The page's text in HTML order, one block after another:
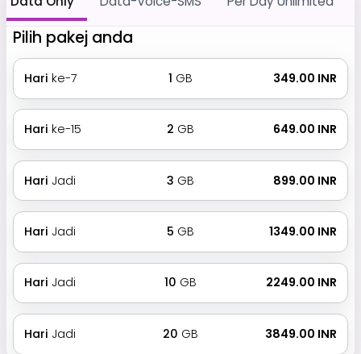
Pilih pakej anda
Hari ke-7 1 GB ₹ 349.00 INR
Hari ke-15 2 GB ₹ 649.00 INR
Hari Jadi 3 GB ₹ 899.00 INR
Hari Jadi 5 GB ₹ 1349.00 INR
Hari Jadi 10 GB ₹ 2249.00 INR
Hari Jadi 20 GB ₹ 3849.00 INR